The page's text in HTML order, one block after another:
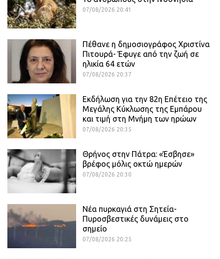
07/08/2026 20:41
Πέθανε η δημοσιογράφος Χριστίνα
Πιτουρά- Έφυγε από την ζωή σε
ηλικία 64 ετών
07/08/2026 20:37
Εκδήλωση για την 82η Επέτειο της
Μεγάλης Κύκλωσης της Εμπάρου
και τιμή στη Μνήμη των ηρώων
07/08/2026 20:35
Θρήνος στην Πάτρα: «Έσβησε»
βρέφος μόλις οκτώ ημερών
07/08/2026 20:30
Νέα πυρκαγιά στη Σητεία-
Πυροσβεστικές δυνάμεις στο
σημείο
07/08/2026 20:25